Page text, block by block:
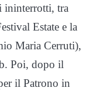
ininterrotti, tra
Estate e la
Maria Cerruti),
Poi, dopo il
il Patrono in